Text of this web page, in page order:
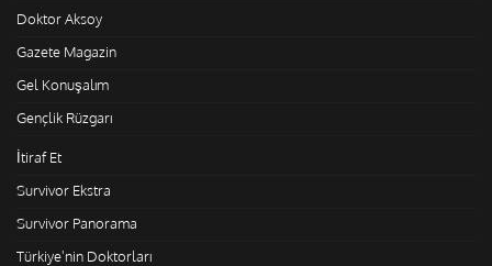
Doktor Aksoy
Gazete Magazin
Gel Konuşalım
Gençlik Rüzgarı
İtiraf Et
Survivor Ekstra
Survivor Panorama
Türkiye'nin Doktorları